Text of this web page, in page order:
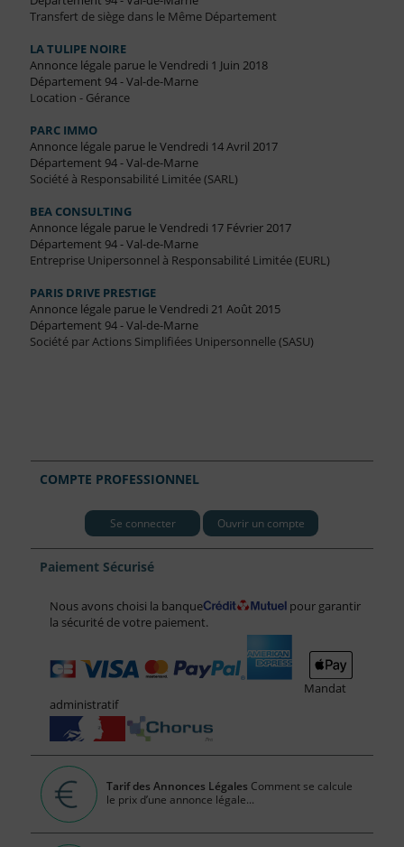
Transfert de siège dans le Même Département
LA TULIPE NOIRE
Annonce légale parue le Vendredi 1 Juin 2018
Département 94 - Val-de-Marne
Location - Gérance
PARC IMMO
Annonce légale parue le Vendredi 14 Avril 2017
Département 94 - Val-de-Marne
Société à Responsabilité Limitée (SARL)
BEA CONSULTING
Annonce légale parue le Vendredi 17 Février 2017
Département 94 - Val-de-Marne
Entreprise Unipersonnel à Responsabilité Limitée (EURL)
PARIS DRIVE PRESTIGE
Annonce légale parue le Vendredi 21 Août 2015
Département 94 - Val-de-Marne
Société par Actions Simplifiées Unipersonnelle (SASU)
COMPTE PROFESSIONNEL
Se connecter Ouvrir un compte
Paiement Sécurisé
Nous avons choisi la banque
pour garantir
la sécurité de votre paiement.
Mandat
administratif
Tarif des Annonces Légales Comment se calcule
le prix d’une annonce légale...